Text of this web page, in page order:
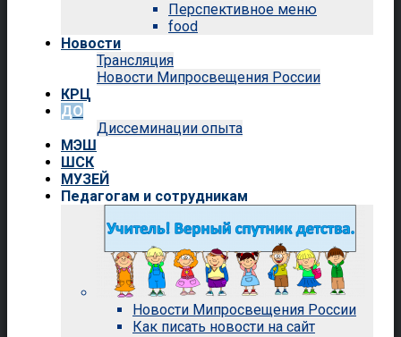
Перспективное меню
food
Новости
Трансляция
Новости Мипросвещения России
КРЦ
ДО
Диссеминации опыта
МЭШ
ШСК
МУЗЕЙ
Педагогам и сотрудникам
Новости Мипросвещения России
Как писать новости на сайт